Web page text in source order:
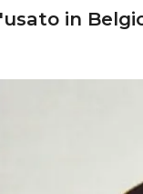
in